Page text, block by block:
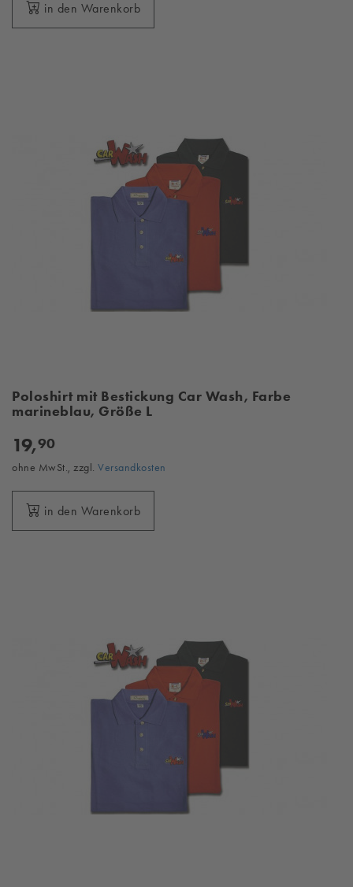
in den Warenkorb
Poloshirt mit Bestickung Car Wash, Farbe
marineblau, Größe L
19,90
ohne MwSt., zzgl. Versandkosten
in den Warenkorb